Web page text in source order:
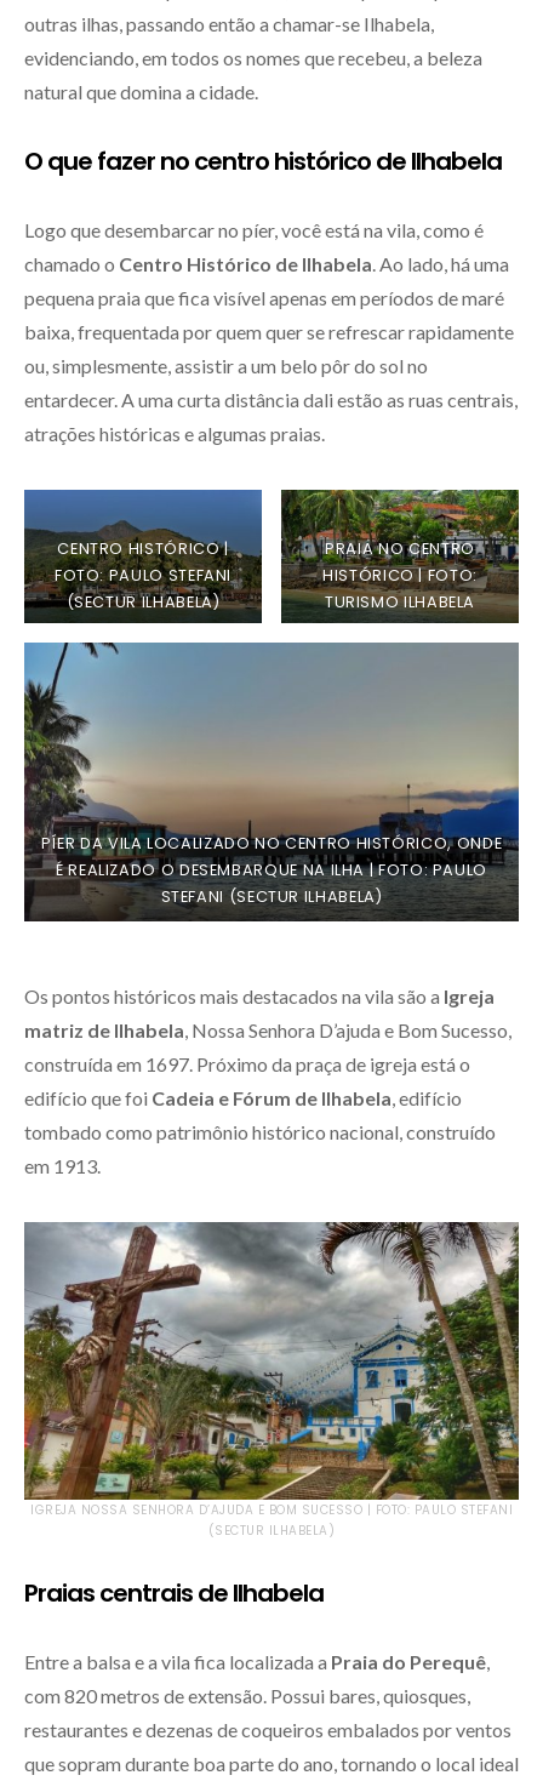
outras ilhas, passando então a chamar-se Ilhabela,
evidenciando, em todos os nomes que recebeu, a beleza
natural que domina a cidade.
O que fazer no centro histórico de Ilhabela
Logo que desembarcar no píer, você está na vila, como é
chamado o Centro Histórico de Ilhabela. Ao lado, há uma
pequena praia que fica visível apenas em períodos de maré
baixa, frequentada por quem quer se refrescar rapidamente
ou, simplesmente, assistir a um belo pôr do sol no
entardecer. A uma curta distância dali estão as ruas centrais,
atrações históricas e algumas praias.
CENTRO HISTÓRICO |
FOTO: PAULO STEFANI
(SECTUR ILHABELA)
PRAIA NO CENTRO
HISTÓRICO | FOTO:
TURISMO ILHABELA
PÍER DA VILA LOCALIZADO NO CENTRO HISTÓRICO, ONDE
É REALIZADO O DESEMBARQUE NA ILHA | FOTO: PAULO
STEFANI (SECTUR ILHABELA)
Os pontos históricos mais destacados na vila são a Igreja
matriz de Ilhabela , Nossa Senhora D’ajuda e Bom Sucesso,
construída em 1697. Próximo da praça de igreja está o
edifício que foi Cadeia e Fórum de Ilhabela , edifício
tombado como patrimônio histórico nacional, construído
em 1913.
IGREJA NOSSA SENHORA D’AJUDA E BOM SUCESSO | FOTO: PAULO STEFANI
(SECTUR ILHABELA)
Praias centrais de Ilhabela
Entre a balsa e a vila fica localizada a Praia do Perequê,
com 820 metros de extensão. Possui bares, quiosques,
restaurantes e dezenas de coqueiros embalados por ventos
que sopram durante boa parte do ano, tornando o local ideal